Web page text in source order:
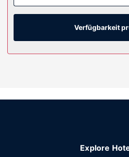
Verfügbarkeit
Explore